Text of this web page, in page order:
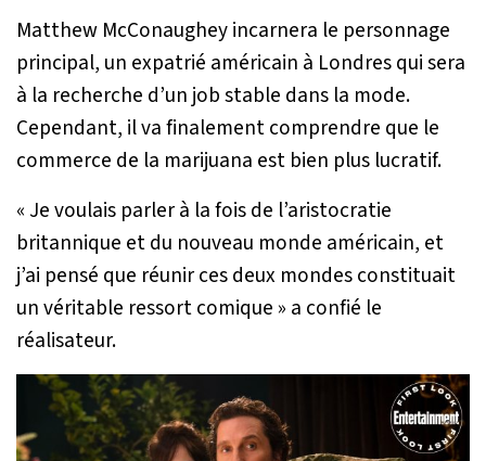
Matthew McConaughey incarnera le personnage
principal, un expatrié américain à Londres qui sera
à la recherche d’un job stable dans la mode.
Cependant, il va finalement comprendre que le
commerce de la marijuana est bien plus lucratif.
« Je voulais parler à la fois de l’aristocratie
britannique et du nouveau monde américain, et
j’ai pensé que réunir ces deux mondes constituait
un véritable ressort comique » a confié le
réalisateur.